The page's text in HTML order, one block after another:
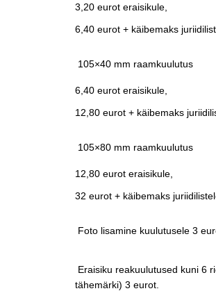
3,20 eurot eraisikule,
6,40 eurot + käibemaks
 105×40 mm raamkuulutus
6,40 eurot eraisikule,
12,80 eurot + käibemaks
 105×80 mm raamkuulutus
12,80 eurot eraisikule,
32 eurot + käibemaks
 Foto lisamine kuulutusele 3
 Eraisiku reakuulutused kuni 6
tähemärki) 3 eurot.